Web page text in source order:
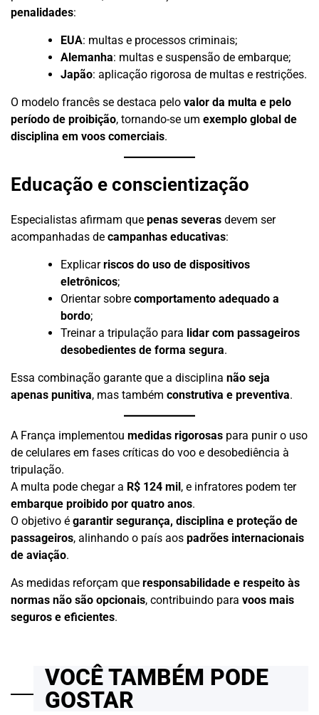
penalidades:
EUA: multas e processos criminais;
Alemanha: multas e suspensão de embarque;
Japão: aplicação rigorosa de multas e restrições.
O modelo francês se destaca pelo valor da multa e pelo
período de proibição, tornando-se um exemplo global de
disciplina em voos comerciais.
Educação e conscientização
Especialistas afirmam que penas severas devem ser
acompanhadas de campanhas educativas:
Explicarriscos do uso de dispositivos
eletrônicos;
Orientar sobre comportamento adequado a
bordo;
Treinar a tripulação para lidar com passageiros
desobedientes de forma segura.
Essa combinação garante que a disciplina não seja
apenas punitiva, mas também construtiva e preventiva.
A França implementou medidas rigorosas para punir o uso
de celulares em fases críticas do voo e desobediência à
tripulação.
A multa pode chegar a R$ 124 mil, e infratores podem ter
embarque proibido por quatro anos.
O objetivo é garantir segurança, disciplina e proteção de
passageiros, alinhando o país aos padrões internacionais
de aviação.
As medidas reforçam que responsabilidade e respeito às
normas não são opcionais, contribuindo para voos mais
seguros e eficientes.
VOCÊ TAMBÉM PODE
GOSTAR